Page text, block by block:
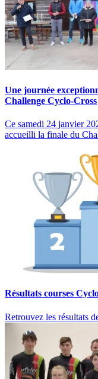
Une journée
Challenge Cyclo‑Cross
Ce samedi 24 janvier
accueilli la finale du
Résultats courses
Retrouvez les résultats